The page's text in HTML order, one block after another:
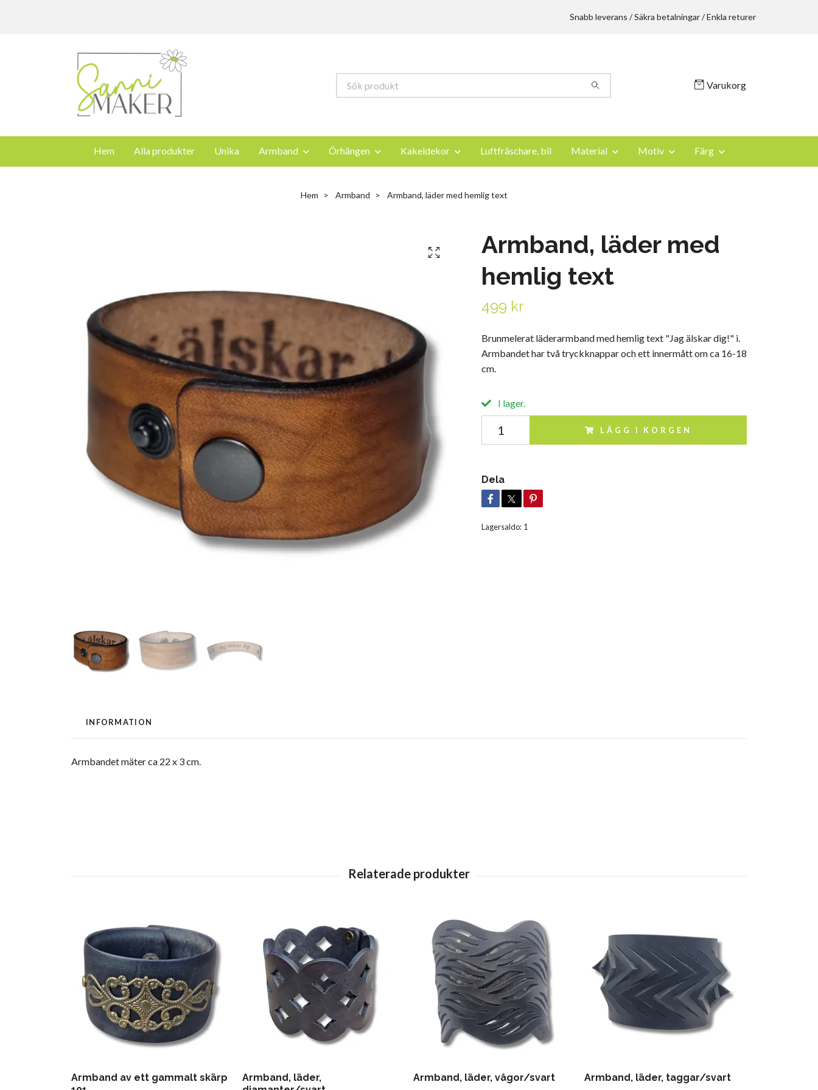
Snabb leverans / Säkra betalningar / Enkla returer
Varukorg
Hem Alla produkter Unika Armband Örhängen Kakeldekor Luftfräschare, bil Material Motiv Färg
Hem Armband Armband, läder med hemlig text
Armband, läder med
hemlig text
499 kr
Brunmelerat läderarmband med hemlig text "Jag älskar dig!" i.
Armbandet har två tryckknappar och ett innermått om ca 16-18
cm.
I lager.
LÄGG I KORGEN
Dela
Lagersaldo: 1
INFORMATION
Armbandet mäter ca 22 x 3 cm.
Armband av ett gammalt skärp
Armband, läder,
Armband, läder, vågor/svart
Armband, läder, taggar/svart